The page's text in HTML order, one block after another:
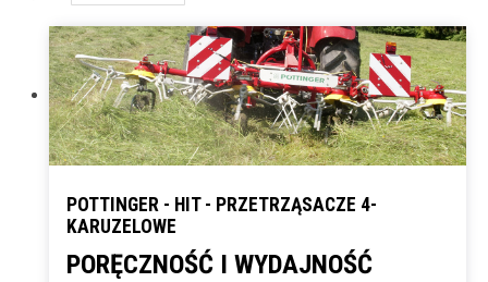
POTTINGER - HIT - PRZETRZĄSACZE 4-
KARUZELOWE
PORĘCZNOŚĆ I WYDAJNOŚĆ